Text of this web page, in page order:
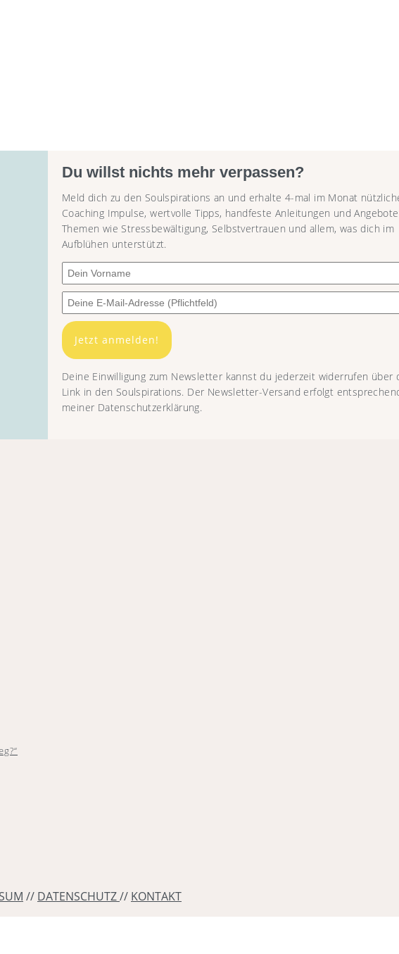
Du willst nichts mehr verpassen?
Meld dich zu den Soulspirations an und erhalte 4-mal im Monat
Coaching Impulse, wertvolle Tipps, handfeste Anleitungen und
Themen wie Stressbewältigung, Selbstvertrauen und allem, was dich im
Aufblühen unterstützt.
Jetzt anmelden!
Deine Einwilligung zum Newsletter kannst du jederzeit widerrufen über
Link in den Soulspirations. Der Newsletter-Versand erfolgt
meiner Datenschutzerklärung.
// DATENSCHUTZ// KONTAKT